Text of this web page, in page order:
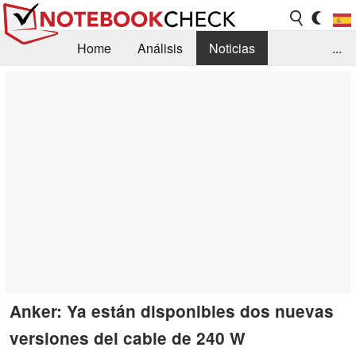
Home Análisis
Noticias
...
Anker: Ya están disponibles dos nuevas
versiones del cable de 240 W